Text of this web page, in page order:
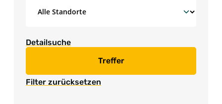
Detailsuche
Treffer
Filter zurücksetzen